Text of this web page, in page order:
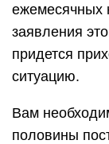
ежемесячных
заявления
придется
ситуацию.
Вам
половины